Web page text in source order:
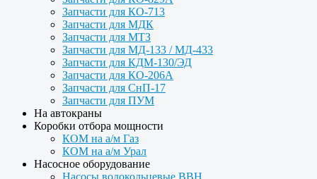
Запчасти для КО-713
Запчасти для МДК
Запчасти для МТЗ
Запчасти для МД-133 / МД-433
Запчасти для КДМ-130/ЭД
Запчасти для КО-206А
Запчасти для СнП-17
Запчасти для ПУМ
На автокраны
Коробки отбора мощности
КОМ на а/м Газ
КОМ на а/м Урал
Насосное оборудование
Насосы водокольцевые ВВН